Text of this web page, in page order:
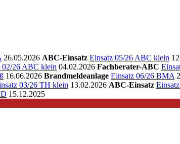
26.05.2026 ABC-Einsatz Einsatz 05/26 ABC klein
02/26 ABC klein 04.02.2026 Fachberater-ABC
16.06.2026 Brandmeldeanlage Einsatz 06/26 BMA
03/26 TH klein 13.02.2026 ABC-Einsatz
15.12.2025